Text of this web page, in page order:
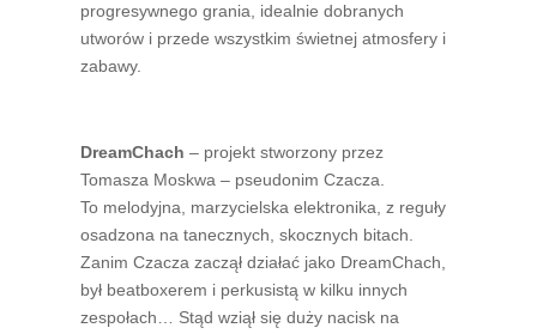
progresywnego grania, idealnie dobranych
utworów i przede wszystkim świetnej atmosfery i
zabawy.
DreamChach – projekt stworzony przez
Tomasza Moskwa – pseudonim Czacza.
To melodyjna, marzycielska elektronika, z reguły
osadzona na tanecznych, skocznych bitach.
Zanim Czacza zaczął działać jako DreamChach,
był beatboxerem i perkusistą w kilku innych
zespołach… Stąd wziął się duży nacisk na